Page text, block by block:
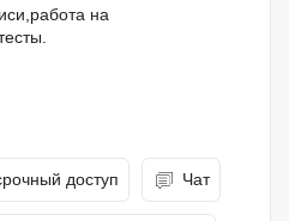
на
доступ Чат